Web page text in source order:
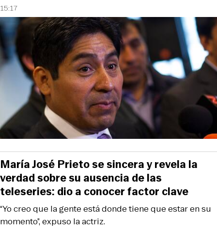
15:17
“Yo creo que la gente está donde tiene que estar en su
momento”, expuso la actriz.
María José Prieto se sincera y revela la
verdad sobre su ausencia de las
teleseries: dio a conocer factor clave